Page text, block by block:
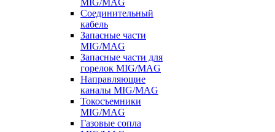
MIG/MAG
Соединительный
кабель
Запасные части
MIG/MAG
Запасные части для
горелок MIG/MAG
Направляющие
каналы MIG/MAG
Токосъемники
MIG/MAG
Газовые сопла